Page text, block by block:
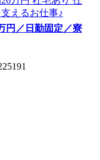
円／日勤固定／寮